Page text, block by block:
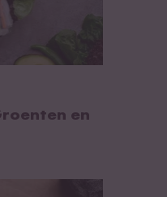
recept
en